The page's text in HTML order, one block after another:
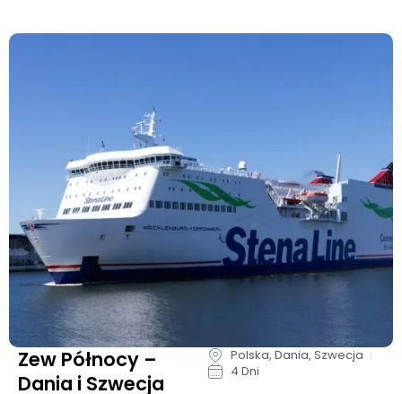
Zew Północy –
Dania i Szwecja
Polska, Dania, Szwecja
4 Dni